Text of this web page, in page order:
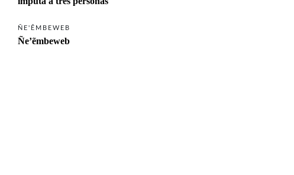
ÑE'ẼMBEWEB
Ñe’ẽmbeweb